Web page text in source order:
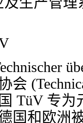
会
TüV 专为
国和欧洲